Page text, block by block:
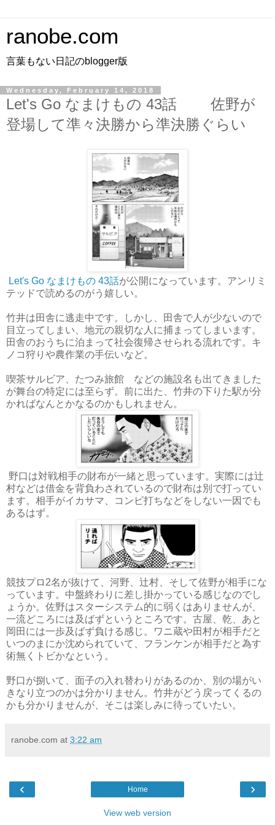
ranobe.com
言葉もない日記のblogger版
Wednesday, February 14, 2018
Let's Go なまけもの 43話 佐野が
登場して準々決勝から準決勝ぐらい
Let's Go なまけもの 43話が公開になっています。アンリミ
テッドで読めるのがう嬉しい。
竹井は田舎に逃走中です。しかし、田舎で人が少ないので
目立ってしまい、地元の親切な人に捕まってしまいます。
田舎のおうちに泊まって社会復帰させられる流れです。キ
ノコ狩りや農作業の手伝いなど。
喫茶サルビア、たつみ旅館 などの施設名も出てきました
が舞台の特定には至らず。前に出た、竹井の下りた駅が分
かればなんとかなるのかもしれません。
野口は対戦相手の財布が一緒と思っています。実際には辻
村などは借金を背負わされているので財布は別で打ってい
ます。相手がイカサマ、コンビ打ちなどをしない一因でも
あるはず。
競技プロ2名が抜けて、河野、辻村、そして佐野が相手にな
っています。中盤終わりに差し掛かっている感じなのでし
ょうか。佐野はスターシステム的に弱くはありませんが、
一流どころには及ばずというところです。古屋、乾、あと
岡田には一歩及ばず負ける感じ。ワニ蔵や田村が相手だと
いつのまにか沈められていて、フランケンが相手だと為す
術無くトビかなという。
野口が捌いて、面子の入れ替わりがあるのか、別の場がい
きなり立つのかは分かりません。竹井がどう戻ってくるの
かも分かりませんが、そこは楽しみに待っていたい。
ranobe.com at 3:22 am
‹ ›
Home
View web version